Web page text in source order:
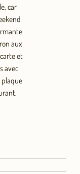
car
aux
et
avec
plaque